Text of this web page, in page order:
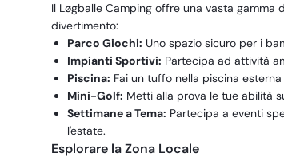
Il Løgballe Camping offre una vasta
divertimento:
Parco Giochi: Uno spazio sicuro per i
Impianti Sportivi: Partecipa ad attività
Piscina: Fai un tuffo nella piscina
Mini-Golf: Metti alla prova le tue abilità
Settimane a Tema: Partecipa a eventi
l'estate.
Esplorare la Zona Locale